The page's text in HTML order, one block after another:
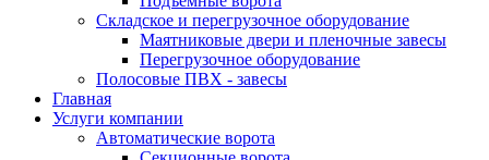
Складское и перегрузочное оборудование
Маятниковые двери и пленочные завесы
Перегрузочное оборудование
Полосовые ПВХ - завесы
Главная
Услуги компании
Автоматические ворота